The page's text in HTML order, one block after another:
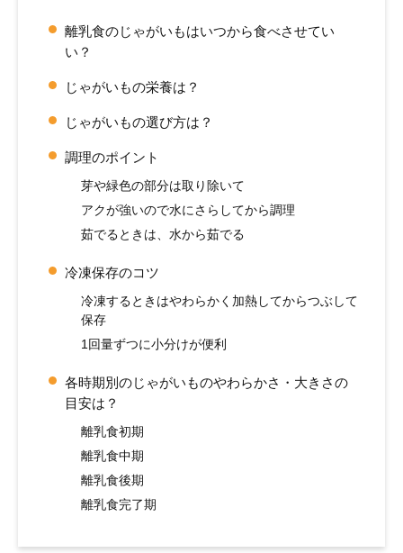
離乳食のじゃがいもはいつから食べさせてい
い？
じゃがいもの栄養は？
じゃがいもの選び方は？
調理のポイント
芽や緑色の部分は取り除いて
アクが強いので水にさらしてから調理
茹でるときは、水から茹でる
冷凍保存のコツ
冷凍するときはやわらかく加熱してからつぶして
保存
1回量ずつに小分けが便利
各時期別のじゃがいものやわらかさ・大きさの
目安は？
離乳食初期
離乳食中期
離乳食後期
離乳食完了期